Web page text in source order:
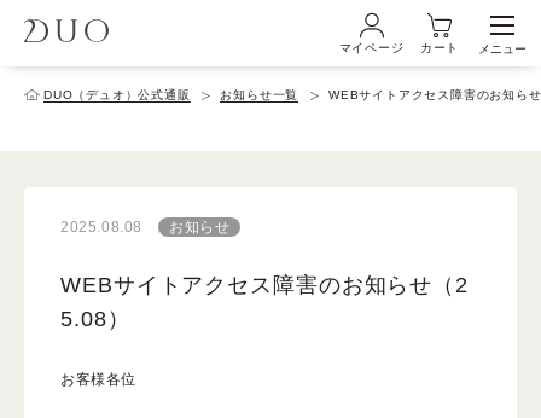
ログイン・新規会員登録
マイページ カート メニュー
DUO（デュオ）公式通販 お知らせ一覧 WEBサイトアクセス障害のお知ら
2025.08.08 お知らせ
WEBサイトアクセス障害のお知らせ（2
5.08）
お客様各位